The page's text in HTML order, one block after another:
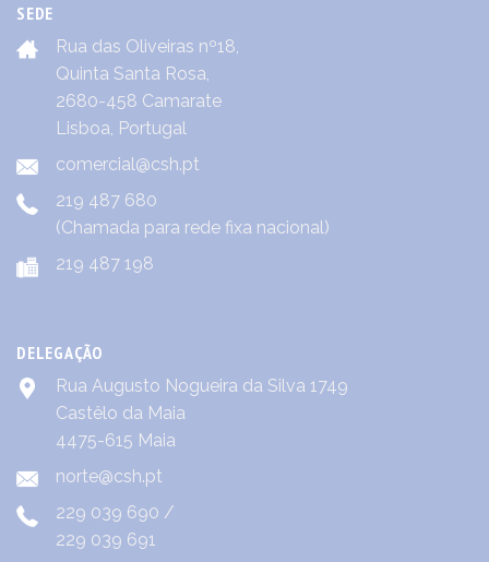
SEDE
Rua das Oliveiras nº18,
Quinta Santa Rosa,
2680-458 Camarate
Lisboa, Portugal
comercial@csh.pt
219 487 680
(Chamada para rede fixa nacional)
219 487 198
DELEGAÇÃO
Rua Augusto Nogueira da Silva 1749
Castêlo da Maia
4475-615 Maia
norte@csh.pt
229 039 690 /
229 039 691